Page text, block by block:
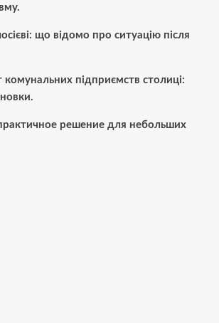
що відомо про ситуацію після
комунальних підприємств столиці:
решение для небольших